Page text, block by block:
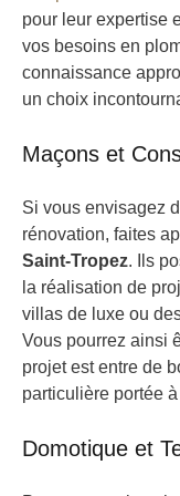
pour leur expertise
vos besoins en
connaissance
un choix
Maçons et
Si vous envisagez
rénovation, faites
Saint-Tropez. Ils
la réalisation de
villas de luxe ou
Vous pourrez ainsi
projet est entre de
particulière portée
Domotique et